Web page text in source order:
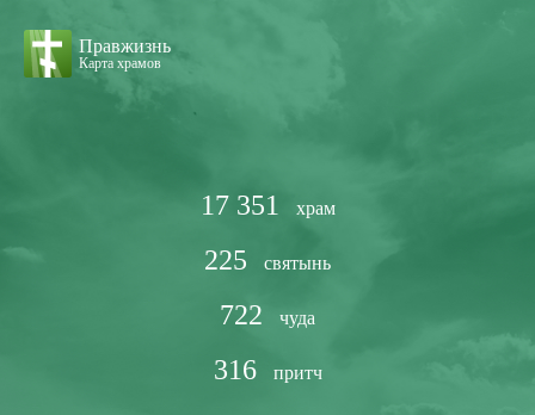
Правжизнь
Карта храмов
17 351 храм
225 святынь
722 чуда
316 притч